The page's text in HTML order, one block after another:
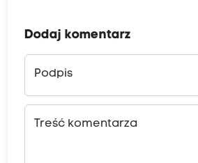
Dodaj komentarz
Podpis
Treść komentarza